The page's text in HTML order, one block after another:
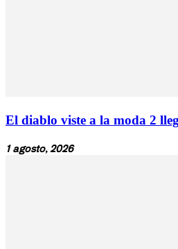
El diablo viste a la moda 2
1 agosto, 2026